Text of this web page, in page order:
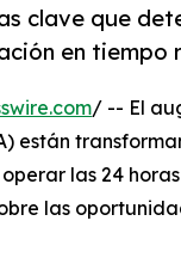
clave que
en tiempo
/ -- El
las 24
las